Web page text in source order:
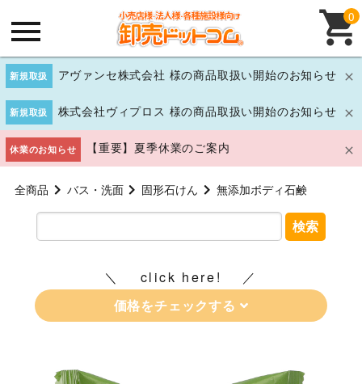
新規取扱 アヴァンセ株式会社 様の商品取扱い開始のお知らせ
新規取扱 株式会社ヴィプロス 様の商品取扱い開始のお知らせ
休業のお知らせ 【重要】夏季休業のご案内
0
全商品 バス・洗面 固形石けん 無添加ボディ石鹸
検索
click here!
価格をチェックする